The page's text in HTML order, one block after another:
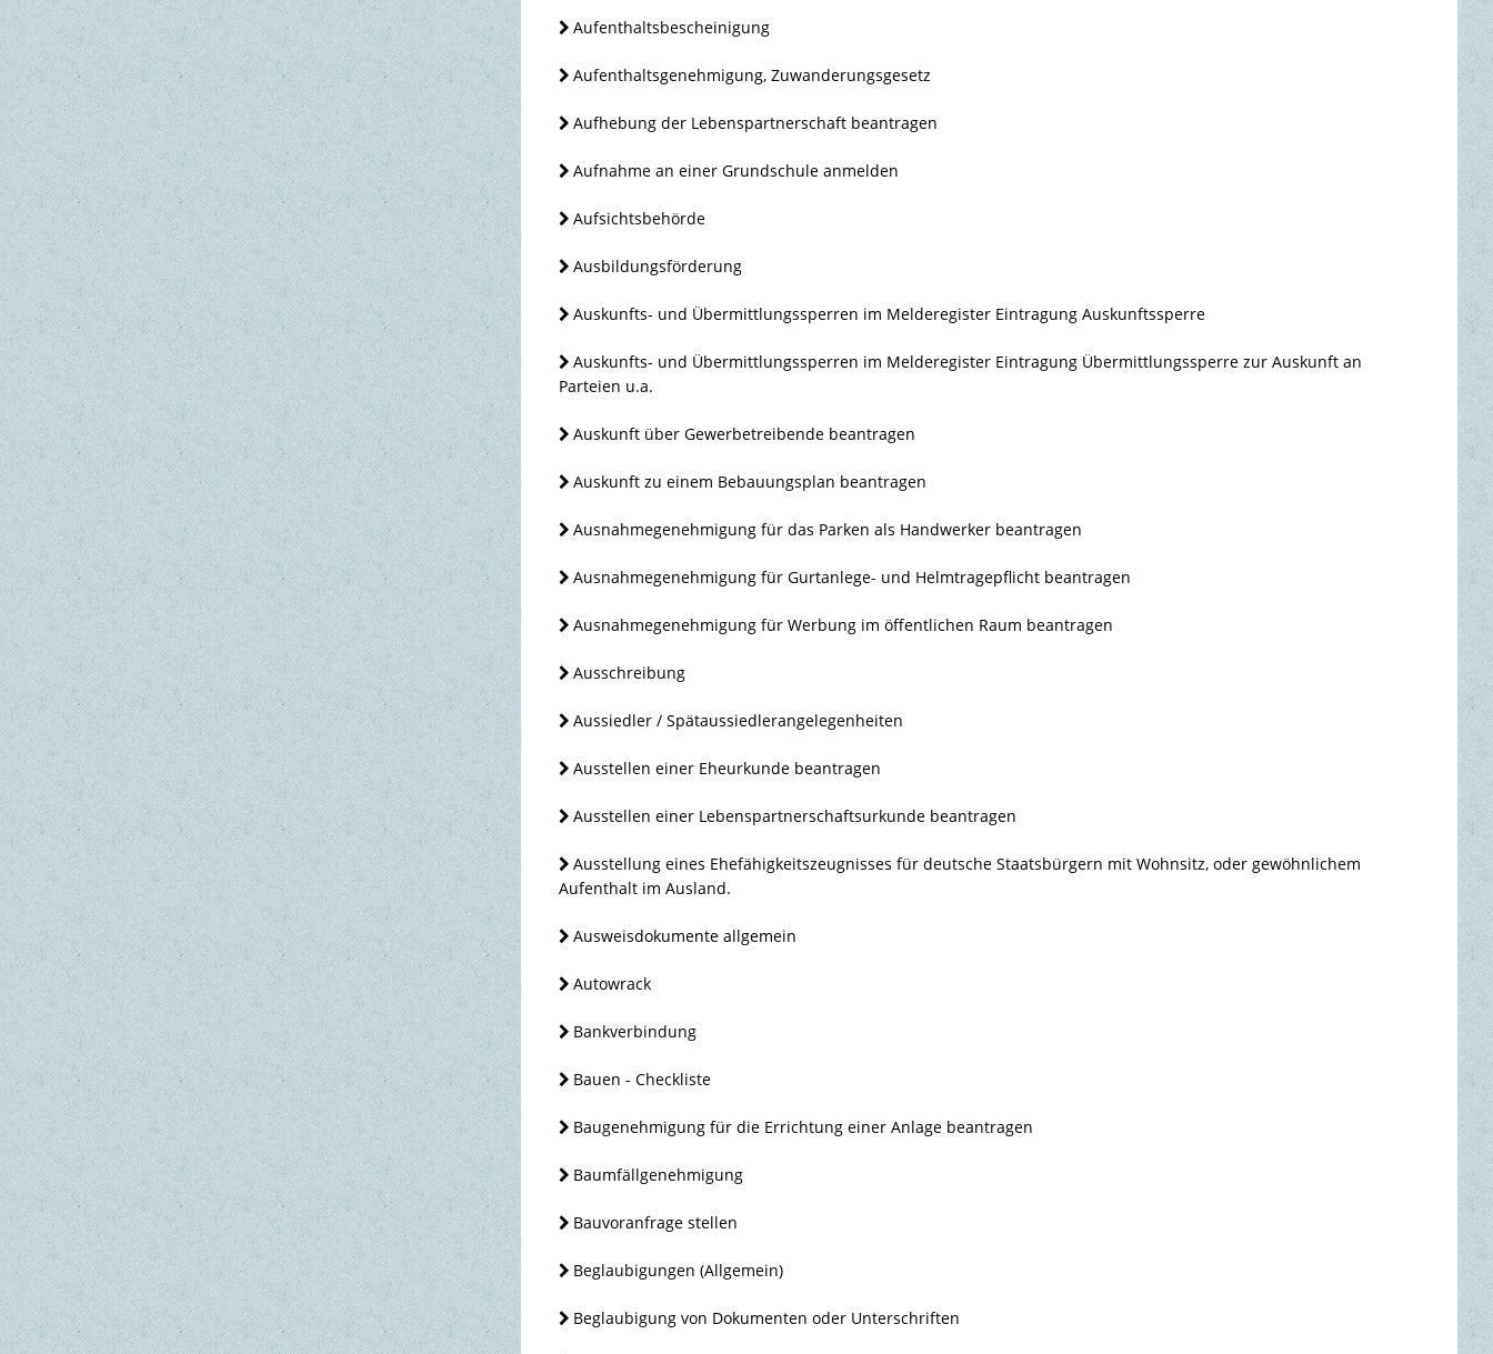
Aufenthaltsbescheinigung
Aufenthaltsgenehmigung, Zuwanderungsgesetz
Aufhebung der Lebenspartnerschaft beantragen
Aufnahme an einer Grundschule anmelden
Aufsichtsbehörde
Ausbildungsförderung
Auskunfts- und Übermittlungssperren im Melderegister Eintragung Auskunftssperre
Auskunfts- und Übermittlungssperren im Melderegister Eintragung Übermittlungssperre zur Auskunft an
Parteien u.a.
Auskunft über Gewerbetreibende beantragen
Auskunft zu einem Bebauungsplan beantragen
Ausnahmegenehmigung für das Parken als Handwerker beantragen
Ausnahmegenehmigung für Gurtanlege- und Helmtragepflicht beantragen
Ausnahmegenehmigung für Werbung im öffentlichen Raum beantragen
Ausschreibung
Aussiedler / Spätaussiedlerangelegenheiten
Ausstellen einer Eheurkunde beantragen
Ausstellen einer Lebenspartnerschaftsurkunde beantragen
Ausstellung eines Ehefähigkeitszeugnisses für deutsche Staatsbürgern mit Wohnsitz, oder gewöhnlichem
Aufenthalt im Ausland.
Ausweisdokumente allgemein
Autowrack
Bankverbindung
Bauen - Checkliste
Baugenehmigung für die Errichtung einer Anlage beantragen
Baumfällgenehmigung
Bauvoranfrage stellen
Beglaubigungen (Allgemein)
Beglaubigung von Dokumenten oder Unterschriften